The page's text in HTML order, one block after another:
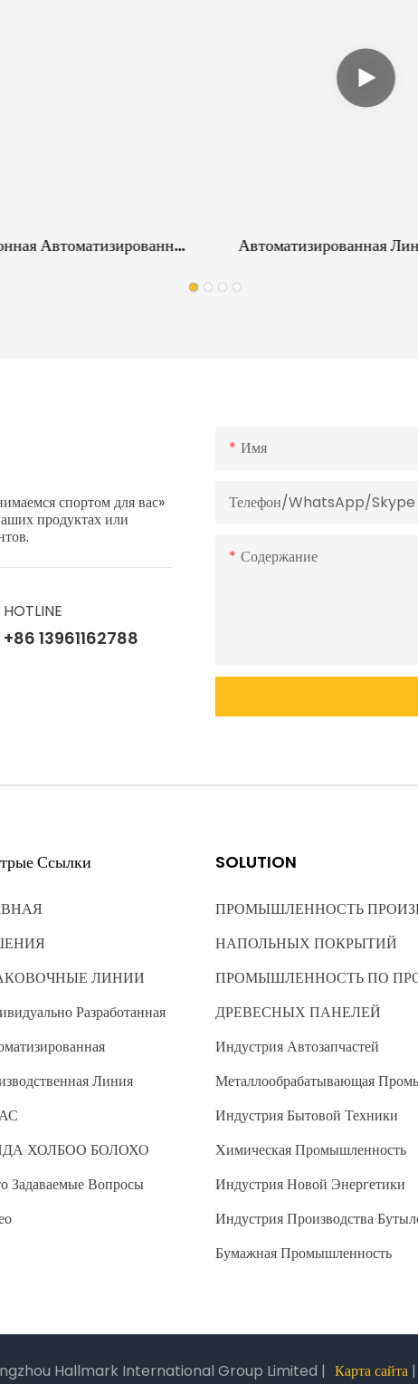
Автоматизированная
Автоматизированная
Паллеты | Оборудование
спортом для вас»
продуктах или
HOTLINE
+86 13961162788
Имя
Телефон/WhatsApp/Skype
Содержание
Ссылки
ЛИНИИ
Разработанная
Линия
ХОЛБОО БОЛОХО
Задаваемые Вопросы
SOLUTION
ПРОМЫШЛЕННОСТЬ
НАПОЛЬНЫХ ПОКРЫТИЙ
ПРОМЫШЛЕННОСТЬ ПО
ДРЕВЕСНЫХ ПАНЕЛЕЙ
Индустрия Автозапчастей
Металлообрабатывающая
Индустрия Бытовой Техники
Химическая Промышленность
Индустрия Новой Энергетики
Индустрия Производства
Бумажная Промышленность
Hallmark International Group Limited | Карта сайта |